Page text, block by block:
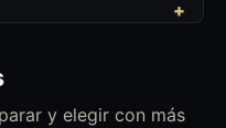
y elegir con más